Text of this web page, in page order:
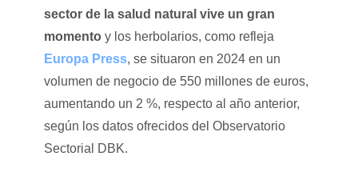
sector de la salud natural vive un gran
momentoy los herbolarios, como refleja
Europa Press, se situaron en 2024 en un
volumen de negocio de 550 millones de euros,
aumentando un 2 %, respecto al año anterior,
según los datos ofrecidos del Observatorio
Sectorial DBK.